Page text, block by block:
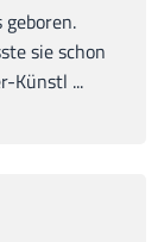
sie schon
Künstl ...